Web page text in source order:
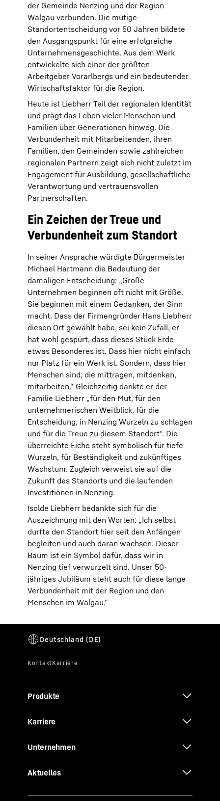
der Gemeinde Nenzing und der Region
Walgau verbunden. Die mutige
Standortentscheidung vor 50 Jahren bildete
den Ausgangspunkt für eine erfolgreiche
Unternehmensgeschichte. Aus dem Werk
entwickelte sich einer der größten
Arbeitgeber Vorarlbergs und ein bedeutender
Wirtschaftsfaktor für die Region.
Heute ist Liebherr Teil der regionalen Identität
und prägt das Leben vieler Menschen und
Familien über Generationen hinweg. Die
Verbundenheit mit Mitarbeitenden, ihren
Familien, den Gemeinden sowie zahlreichen
regionalen Partnern zeigt sich nicht zuletzt im
Engagement für Ausbildung, gesellschaftliche
Verantwortung und vertrauensvollen
Partnerschaften.
Ein Zeichen der Treue und
Verbundenheit zum Standort
In seiner Ansprache würdigte Bürgermeister
Michael Hartmann die Bedeutung der
damaligen Entscheidung: „Große
Unternehmen beginnen oft nicht mit Größe.
Sie beginnen mit einem Gedanken, der Sinn
macht. Dass der Firmengründer Hans Liebherr
diesen Ort gewählt habe, sei kein Zufall, er
hat wohl gespürt, dass dieses Stück Erde
etwas Besonderes ist. Dass hier nicht einfach
nur Platz für ein Werk ist. Sondern, dass hier
Menschen sind, die mittragen, mitdenken,
mitarbeiten.“ Gleichzeitig dankte er der
Familie Liebherr „für den Mut, für den
unternehmerischen Weitblick, für die
Entscheidung, in Nenzing Wurzeln zu schlagen
und für die Treue zu diesem Standort“. Die
überreichte Eiche steht symbolisch für tiefe
Wurzeln, für Beständigkeit und zukünftiges
Wachstum. Zugleich verweist sie auf die
Zukunft des Standorts und die laufenden
Investitionen in Nenzing.
Isolde Liebherr bedankte sich für die
Auszeichnung mit den Worten: „Ich selbst
durfte den Standort hier seit den Anfängen
begleiten und auch daran wachsen. Dieser
Baum ist ein Symbol dafür, dass wir in
Nenzing tief verwurzelt sind. Unser 50-
jähriges Jubiläum steht auch für diese lange
Verbundenheit mit der Region und den
Menschen im Walgau.“
Produkte
Karriere
Unternehmen
Aktuelles